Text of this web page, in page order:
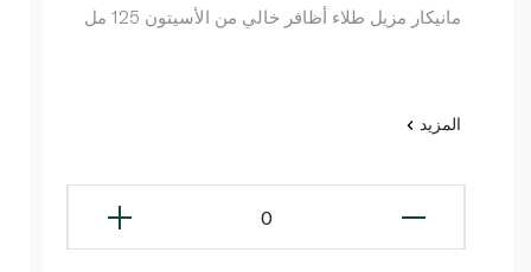
مانيكار مزيل طلاء أظافر خالي من الأسيتون 125 مل
المزيد
0